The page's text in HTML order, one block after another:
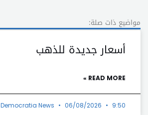
مواضيع ذات صلة:
أسعار جديدة للذهب
READ MORE »
Democratia News 06/08/2026 9:50 ص